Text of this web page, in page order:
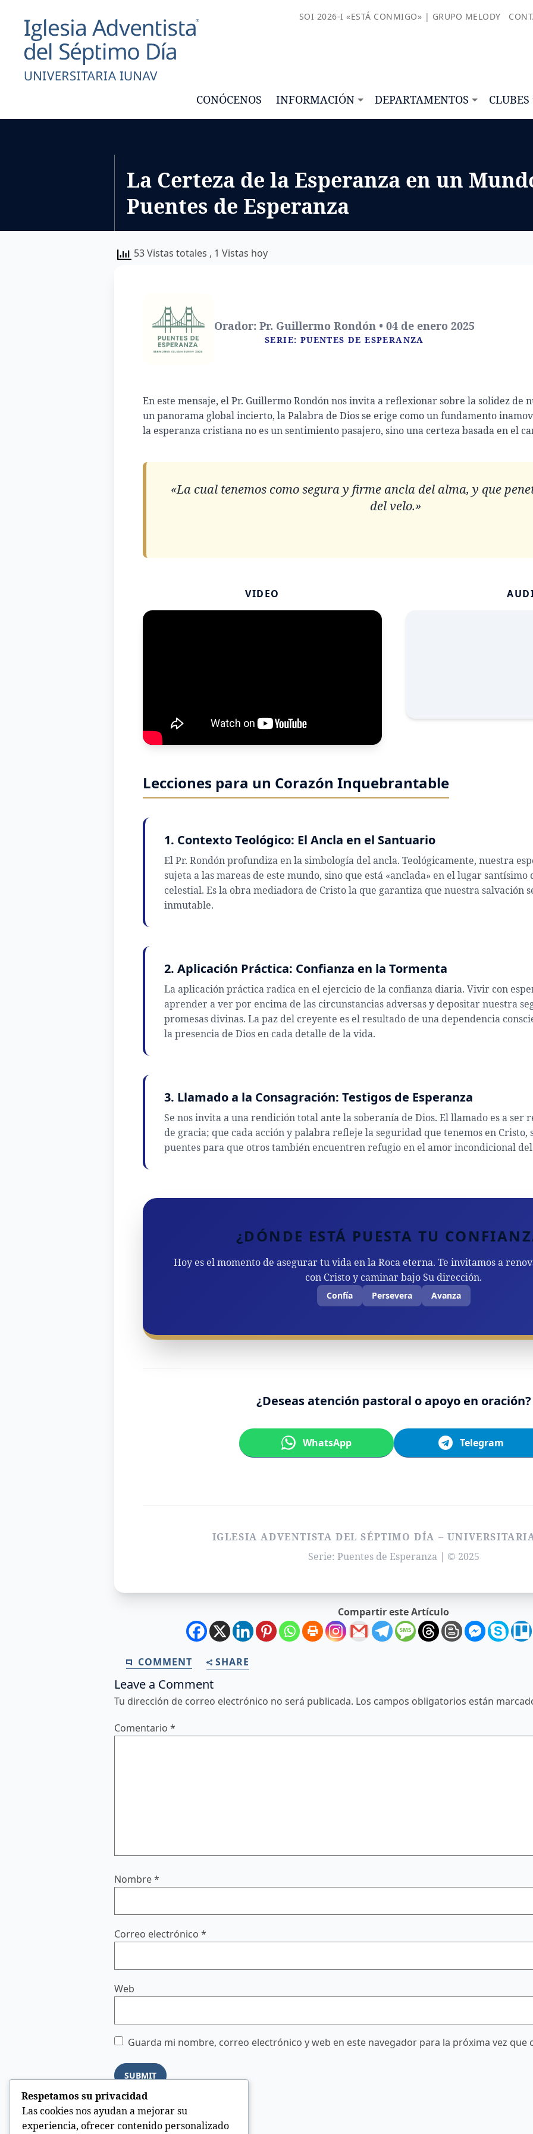
SOI 2026-I «ESTÁ CONMIGO» | GRUPO MELODY
CONÓCENOS INFORMACIÓN DEPARTAMENTOS CLUBES
La Certeza de la Esperanza en un
Puentes de Esperanza
53 Vistas totales , 1 Vistas hoy
Orador: Pr. Guillermo Rondón • 04 de enero 2025
SERIE: PUENTES DE ESPERANZA
En este mensaje, el Pr. Guillermo Rondón nos invita a reflexionar sobre la solidez de
un panorama global incierto, la Palabra de Dios se erige como un fundamento
la esperanza cristiana no es un sentimiento pasajero, sino una certeza basada en el
«La cual tenemos como segura y firme ancla del alma, y que
del velo.»
VIDEO
Lecciones para un Corazón Inquebrantable
1. Contexto Teológico: El Ancla en el Santuario
El Pr. Rondón profundiza en la simbología del ancla. Teológicamente, nuestra
sujeta a las mareas de este mundo, sino que está «anclada» en el lugar
celestial. Es la obra mediadora de Cristo la que garantiza que nuestra salvación
inmutable.
2. Aplicación Práctica: Confianza en la Tormenta
La aplicación práctica radica en el ejercicio de la confianza diaria. Vivir con
aprender a ver por encima de las circunstancias adversas y depositar nuestra
promesas divinas. La paz del creyente es el resultado de una dependencia
la presencia de Dios en cada detalle de la vida.
3. Llamado a la Consagración: Testigos de Esperanza
Se nos invita a una rendición total ante la soberanía de Dios. El llamado es a ser
de gracia; que cada acción y palabra refleje la seguridad que tenemos en Cristo,
puentes para que otros también encuentren refugio en el amor incondicional
¿DÓNDE ESTÁ PUESTA TU
Hoy es el momento de asegurar tu vida en la Roca eterna. Te invitamos a
con Cristo y caminar bajo Su dirección.
Confía Persevera Avanza
¿Deseas atención pastoral o apoyo en oración?
WhatsApp Telegram
IGLESIA ADVENTISTA DEL SÉPTIMO DÍA –
Serie: Puentes de Esperanza | © 2025
Compartir este Artículo
COMMENT SHARE
Leave a Comment
Tu dirección de correo electrónico no será publicada. Los campos obligatorios están
Comentario *
Nombre*
Correo electrónico *
Web
Guarda mi nombre, correo electrónico y web en este navegador para la próxima vez que
Respetamos su privacidad
Las cookies nos ayudan a mejorar su
experiencia, ofrecer contenido personalizado